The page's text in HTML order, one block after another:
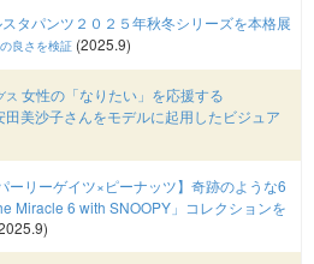
スタパンツ２０２５年秋冬シリーズを本格展
良さを検証 (2025.9)
ス 女性の「なりたい」を応援する
田美沙子さんをモデルに起用したビジュア
ーリーゲイツ×ピーナッツ】奇跡のような6
Miracle 6 with SNOOPY」コレクションを